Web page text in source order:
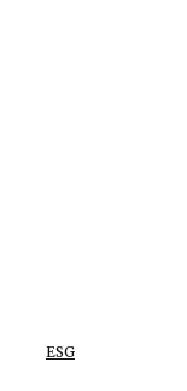
ESG